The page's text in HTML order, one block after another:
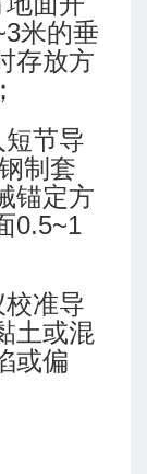
米的垂
存放方
短节导
制套
锚定方
0.5~1
校准导
土或混
或偏